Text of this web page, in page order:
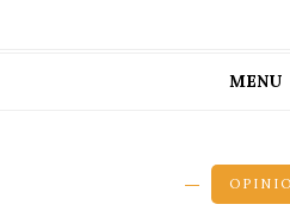
MENU